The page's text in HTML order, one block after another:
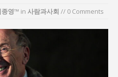
함과 ‘실무형 정치인’으로 생활정치 실
대전, 강한 군대도 약해질 수 있다”
, 생활문화상품 4종 판매
국가론: 한반도 평화의 새로운 길
종영™ in 사람과사회 // 0 Comments